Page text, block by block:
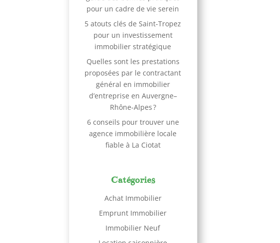
pour un cadre de vie serein
5 atouts clés de Saint-Tropez
pour un investissement
immobilier stratégique
Quelles sont les prestations
proposées par le contractant
général en immobilier
d’entreprise en Auvergne–
Rhône-Alpes ?
6 conseils pour trouver une
agence immobilière locale
fiable à La Ciotat
Catégories
Achat Immobilier
Emprunt Immobilier
Immobilier Neuf